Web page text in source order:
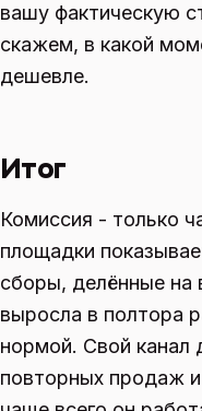
вашу фактическую
скажем, в какой
дешевле.
Итог
Комиссия - только
площадки
сборы, делённые на
выросла в полтора
нормой. Свой канал
повторных продаж